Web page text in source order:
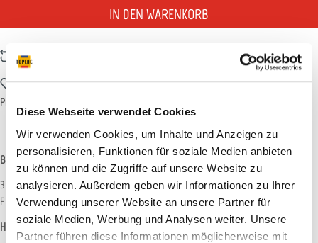
Diese Webseite verwendet Cookies
Wir verwenden Cookies, um Inhalte und Anzeigen zu
personalisieren, Funktionen für soziale Medien anbieten
zu können und die Zugriffe auf unsere Website zu
analysieren. Außerdem geben wir Informationen zu Ihrer
Verwendung unserer Website an unsere Partner für
soziale Medien, Werbung und Analysen weiter. Unsere
Partner führen diese Informationen möglicherweise mit
IN DEN WARENKORB
Zum Vergleich hinzufügen
Zum Merkzettel hinzufügen
Produktnummer:
Beschreibung
3M Vollmasken-Starter-Set Schützt sowohl Augen als auch Atemwege perfekt
Effektiver Schutz vor Partikeln, Gasen und Dämpfen…Mehr
Hersteller-Informationen